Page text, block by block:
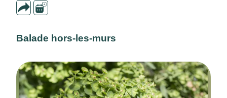
Balade hors-les-murs